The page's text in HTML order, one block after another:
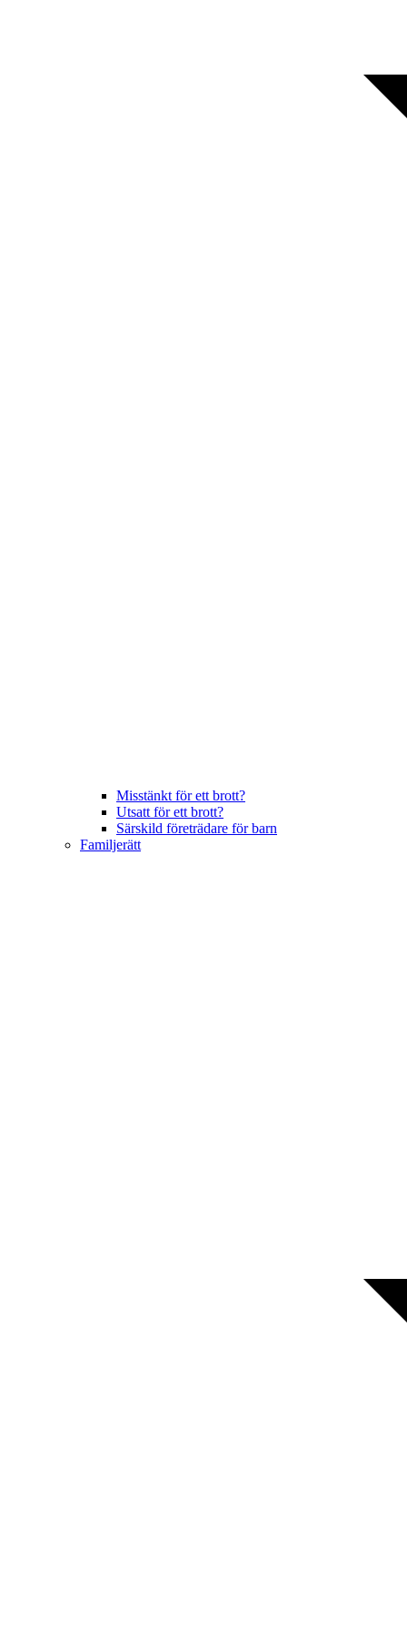
Misstänkt för ett brott?
Utsatt för ett brott?
Särskild företrädare för barn
Familjerätt